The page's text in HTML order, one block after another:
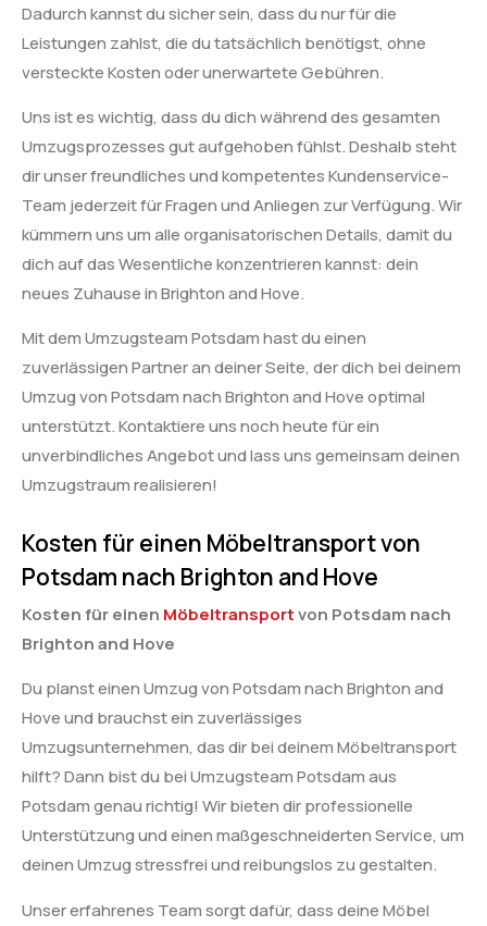
Dadurch kannst du sicher sein, dass du nur für die
Leistungen zahlst, die du tatsächlich benötigst, ohne
versteckte Kosten oder unerwartete Gebühren.
Uns ist es wichtig, dass du dich während des gesamten
Umzugsprozesses gut aufgehoben fühlst. Deshalb steht
dir unser freundliches und kompetentes Kundenservice-
Team jederzeit für Fragen und Anliegen zur Verfügung. Wir
kümmern uns um alle organisatorischen Details, damit du
dich auf das Wesentliche konzentrieren kannst: dein
neues Zuhause in Brighton and Hove.
Mit dem Umzugsteam Potsdam hast du einen
zuverlässigen Partner an deiner Seite, der dich bei deinem
Umzug von Potsdam nach Brighton and Hove optimal
unterstützt. Kontaktiere uns noch heute für ein
unverbindliches Angebot und lass uns gemeinsam deinen
Umzugstraum realisieren!
Kosten für einen Möbeltransport von
Potsdam nach Brighton and Hove
Kosten für einen Möbeltransportvon Potsdam nach
Brighton and Hove
Du planst einen Umzug von Potsdam nach Brighton and
Hove und brauchst ein zuverlässiges
Umzugsunternehmen, das dir bei deinem Möbeltransport
hilft? Dann bist du bei Umzugsteam Potsdam aus
Potsdam genau richtig! Wir bieten dir professionelle
Unterstützung und einen maßgeschneiderten Service, um
deinen Umzug stressfrei und reibungslos zu gestalten.
Unser erfahrenes Team sorgt dafür, dass deine Möbel